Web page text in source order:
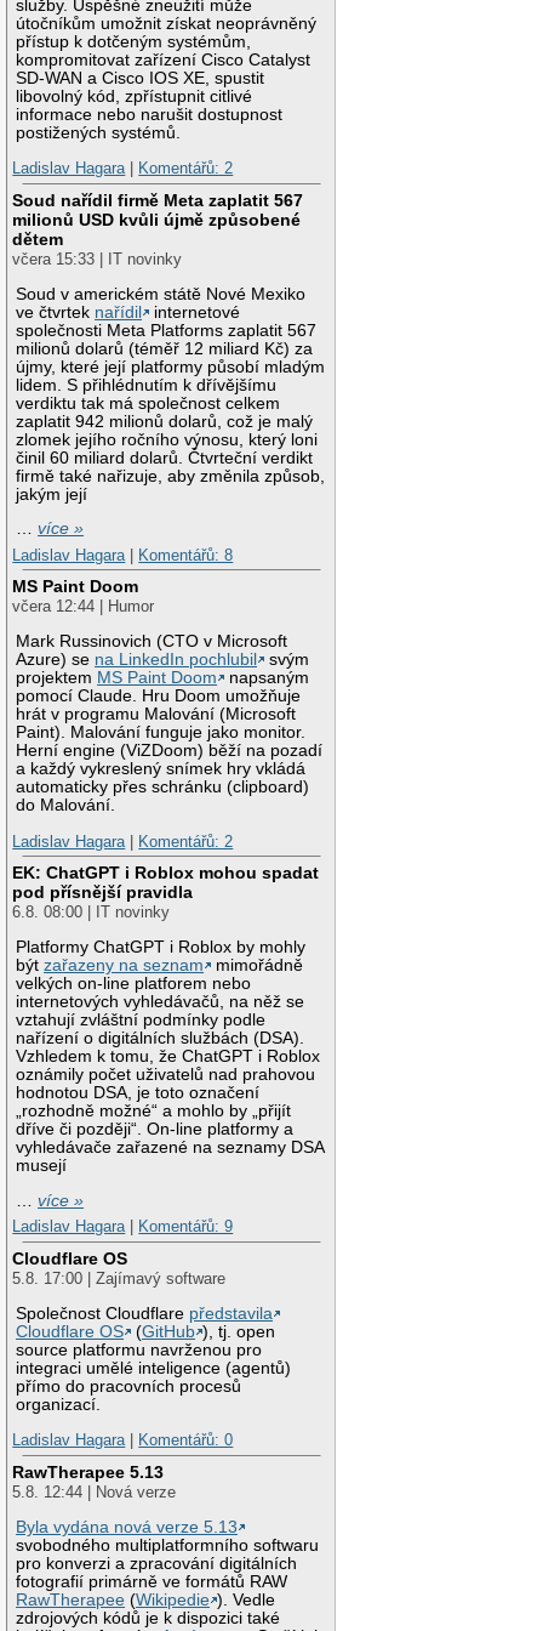
služby. Úspěšné zneužití může
útočníkům umožnit získat neoprávněný
přístup k dotčeným systémům,
kompromitovat zařízení Cisco Catalyst
SD-WAN a Cisco IOS XE, spustit
libovolný kód, zpřístupnit citlivé
informace nebo narušit dostupnost
postižených systémů.
Ladislav Hagara| Komentářů: 2
Soud nařídil firmě Meta zaplatit 567
milionů USD kvůli újmě způsobené
dětem
včera 15:33 | IT novinky
Soud v americkém státě Nové Mexiko
ve čtvrtek nařídil
internetové
společnosti Meta Platforms zaplatit 567
milionů dolarů (téměř 12 miliard Kč) za
újmy, které její platformy působí mladým
lidem. S přihlédnutím k dřívějšímu
verdiktu tak má společnost celkem
zaplatit 942 milionů dolarů, což je malý
zlomek jejího ročního výnosu, který loni
činil 60 miliard dolarů. Čtvrteční verdikt
firmě také nařizuje, aby změnila způsob,
jakým její
…více »
Ladislav Hagara
Komentářů: 8
MS Paint Doom
včera 12:44 | Humor
Mark Russinovich (CTO v Microsoft
Azure) se na LinkedIn pochlubil
svým
projektem MS Paint Doom
napsaným
pomocí Claude. Hru Doom umožňuje
hrát v programu Malování (Microsoft
Paint). Malování funguje jako monitor.
Herní engine (ViZDoom) běží na pozadí
a každý vykreslený snímek hry vkládá
automaticky přes schránku (clipboard)
do Malování.
Ladislav Hagara
Komentářů: 2
EK: ChatGPT i Roblox mohou spadat
pod přísnější pravidla
6.8. 08:00 | IT novinky
Platformy ChatGPT i Roblox by mohly
býtzařazeny na seznam
mimořádně
velkých on-line platforem nebo
internetových vyhledávačů, na něž se
vztahují zvláštní podmínky podle
nařízení o digitálních službách (DSA).
Vzhledem k tomu, že ChatGPT i Roblox
oznámily počet uživatelů nad prahovou
hodnotou DSA, je toto označení
„rozhodně možné“ a mohlo by „přijít
dříve či později“. On-line platformy a
vyhledávače zařazené na seznamy DSA
musejí
…více »
Ladislav Hagara| Komentářů: 9
Cloudflare OS
5.8. 17:00 | Zajímavý software
Společnost Cloudflare představila
Cloudflare OS
(GitHub ), tj. open
source platformu navrženou pro
integraci umělé inteligence (agentů)
přímo do pracovních procesů
organizací.
Ladislav Hagara| Komentářů: 0
RawTherapee 5.13
5.8. 12:44 | Nová verze
Byla vydána nová verze 5.13
svobodného multiplatformního softwaru
pro konverzi a zpracování digitálních
fotografií primárně ve formátů RAW
RawTherapee (Wikipedie ). Vedle
zdrojových kódů je k dispozici také